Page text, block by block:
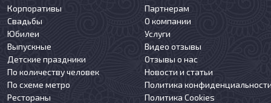
Корпоративы
Свадьбы
Юбилеи
Выпускные
Детские праздники
По количеству человек
По схеме метро
Рестораны
Партнерам
О компании
Услуги
Видео отзывы
Отзывы о нас
Новости и статьи
Политика
Политика Cookies